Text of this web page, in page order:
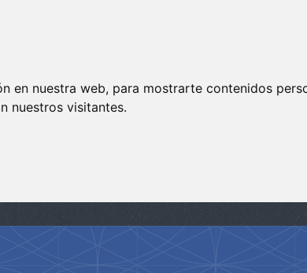
en nuestra web, para mostrarte contenidos
nuestros visitantes.